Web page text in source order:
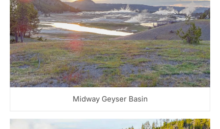
Midway Geyser Basin